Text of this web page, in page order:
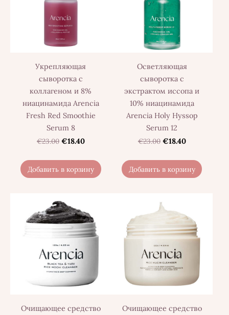
Укрепляющая
сыворотка с
коллагеном и 8%
ниацинамида Arencia
Fresh Red Smoothie
Serum 8
€23.00 €18.40
Добавить в корзину
Осветляющая
сыворотка с
экстрактом иссопа и
10% ниацинамида
Arencia Holy Hyssop
Serum 12
€23.00 €18.40
Добавить в корзину
Очищающее средство
Очищающее средство